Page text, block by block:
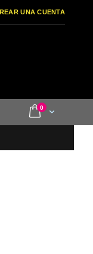
UNA CUENTA
Cart
0items